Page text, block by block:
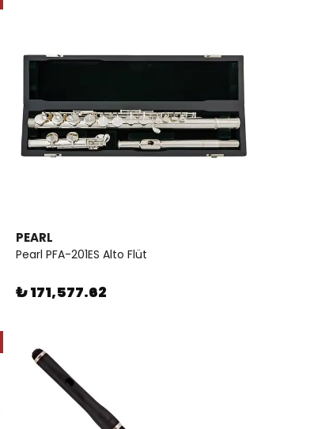
PEARL
Pearl PFA-201ES Alto Flüt
₺ 171,577.62